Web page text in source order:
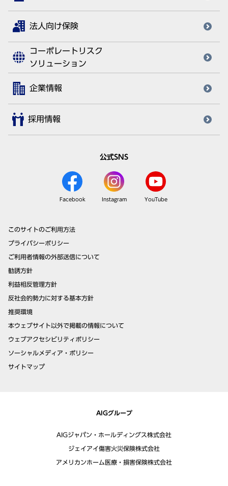
法人向け保険
コーポレートリスク
ソリューション
企業情報
採用情報
公式SNS
Facebook Instagram YouTube
このサイトのご利用方法
プライバシーポリシー
ご利用者情報の外部送信について
勧誘方針
利益相反管理方針
反社会的勢力に対する基本方針
推奨環境
本ウェブサイト以外で掲載の情報について
ウェブアクセシビリティポリシー
ソーシャルメディア・ポリシー
サイトマップ
AIGグループ
AIGジャパン・ホールディングス株式会社
ジェイアイ傷害火災保険株式会社
アメリカンホーム医療・損害保険株式会社